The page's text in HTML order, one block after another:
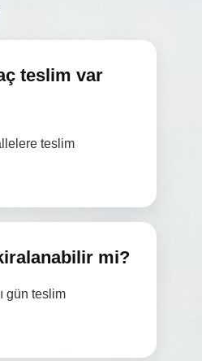
teslim var
teslim
mi?
gün teslim